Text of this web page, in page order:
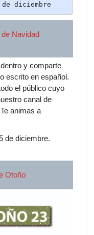
diciembre
Navidad
y comparte
escrito en español.
el público cuyo
canal de
animas a
de diciembre.
Otoño